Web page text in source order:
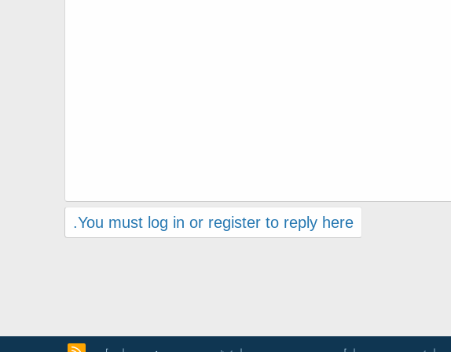
You must log in or register to reply here.